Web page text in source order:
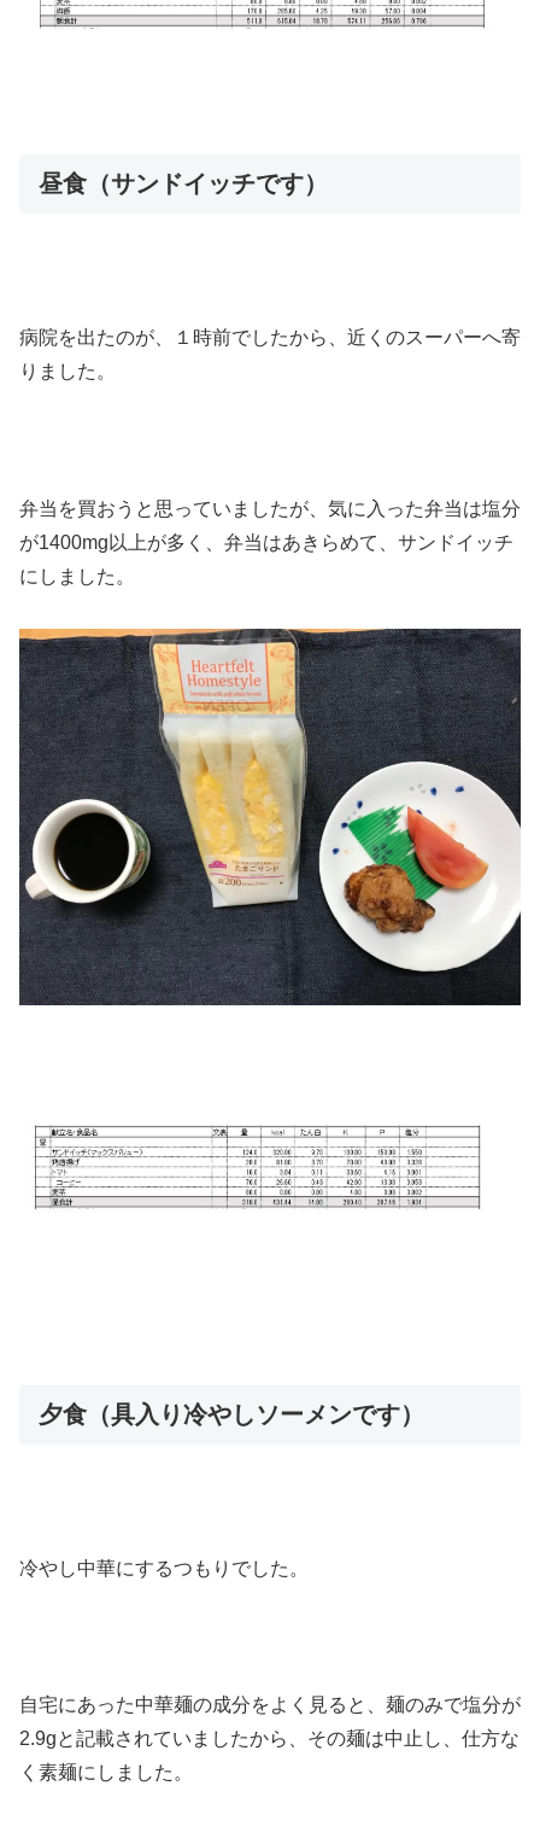
昼食（サンドイッチです）
病院を出たのが、１時前でしたから、近くのスーパーへ寄
りました。
弁当を買おうと思っていましたが、気に入った弁当は塩分
が1400mg以上が多く、弁当はあきらめて、サンドイッチ
にしました。
夕食（具入り冷やしソーメンです）
冷やし中華にするつもりでした。
自宅にあった中華麺の成分をよく見ると、麺のみで塩分が
2.9gと記載されていましたから、その麺は中止し、仕方な
く素麺にしました。